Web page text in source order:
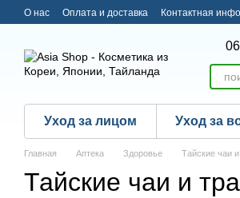
Перейти к основному контенту
О нас Оплата и доставка Контактная
Уход за лицом Уход за
Главная Аптека Здоровье Тайские чаи
Тайские чаи и